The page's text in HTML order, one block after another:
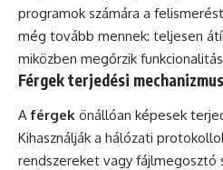
programok számára a
még tovább mennek: teljesen
miközben megőrzik
Férgek terjedési
Aférgek önállóan képesek
Kihasználják a hálózati
rendszereket vagy fájlmegosztó